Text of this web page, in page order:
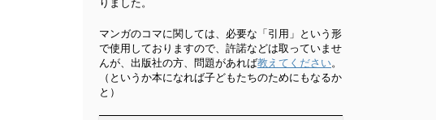
マンガのコマに関しては、必要な「引用」という形
で使用しておりますので、許諾などは取っていませ
んが、出版社の方、問題があれば教えてください。
（というか本になれば子どもたちのためにもなるか
と）